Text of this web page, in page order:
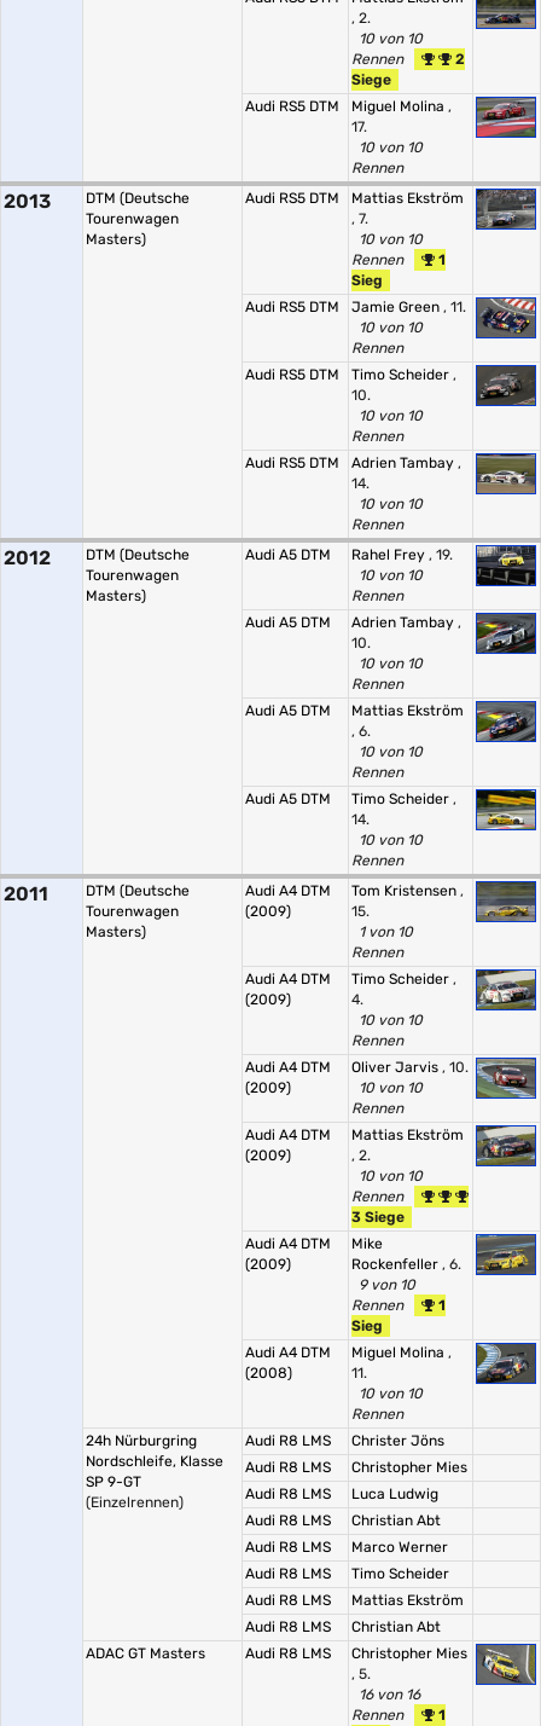
, 2.
10 von 10
Rennen
2
Siege
Audi RS5 DTM
Miguel Molina ,
17.
10 von 10
Rennen
2013
DTM (Deutsche
Tourenwagen
Masters)
Audi RS5 DTM
Mattias Ekström
, 7.
10 von 10
Rennen
1
Sieg
Audi RS5 DTM
Jamie Green , 11.
10 von 10
Rennen
Audi RS5 DTM
Timo Scheider ,
10.
10 von 10
Rennen
Audi RS5 DTM
Adrien Tambay ,
14.
10 von 10
Rennen
2012
DTM (Deutsche
Tourenwagen
Masters)
Audi A5 DTM Rahel Frey , 19.
10 von 10
Rennen
Audi A5 DTM
Adrien Tambay ,
10.
10 von 10
Rennen
Audi A5 DTM
Mattias Ekström
, 6.
10 von 10
Rennen
Audi A5 DTM
Timo Scheider ,
14.
10 von 10
Rennen
2011
DTM (Deutsche
Tourenwagen
Masters)
Audi A4 DTM
(2009)
Tom Kristensen ,
15.
1 von 10
Rennen
Audi A4 DTM
(2009)
Timo Scheider ,
4.
10 von 10
Rennen
Audi A4 DTM
(2009)
Oliver Jarvis , 10.
10 von 10
Rennen
Audi A4 DTM
(2009)
Mattias Ekström
, 2.
10 von 10
Rennen
3 Siege
Audi A4 DTM
(2009)
Mike
Rockenfeller , 6.
9 von 10
Rennen
1
Sieg
Audi A4 DTM
(2008)
Miguel Molina ,
11.
10 von 10
Rennen
24h Nürburgring
Nordschleife, Klasse
SP 9-GT
(Einzelrennen)
Audi R8 LMS
Christer Jöns
Audi R8 LMS
Christopher Mies
Audi R8 LMS
Luca Ludwig
Audi R8 LMS
Christian Abt
Audi R8 LMS
Marco Werner
Audi R8 LMS
Timo Scheider
Audi R8 LMS
Mattias Ekström
Audi R8 LMS
Christian Abt
ADAC GT Masters
Audi R8 LMS
Christopher Mies
, 5.
16 von 16
Rennen
1